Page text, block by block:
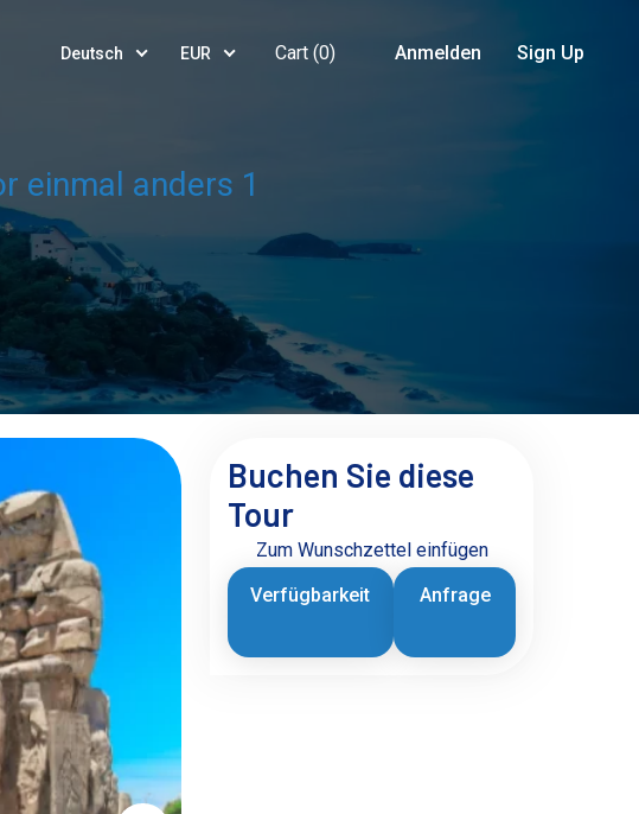
Deutsch EUR Cart (0) Anmelden Sign Up
einmal anders 1
Buchen Sie diese
Tour
Zum Wunschzettel einfügen
Anfrage